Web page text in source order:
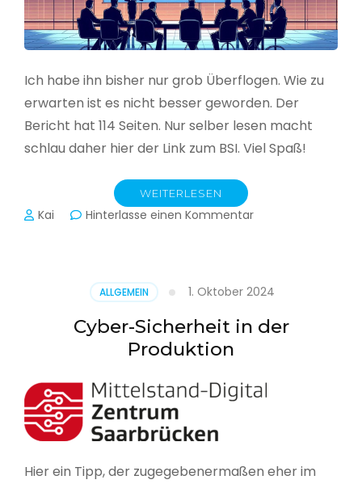
Ich habe ihn bisher nur grob Überflogen. Wie zu
erwarten ist es nicht besser geworden. Der
Bericht hat 114 Seiten. Nur selber lesen macht
schlau daher hier der Link zum BSI. Viel Spaß!
WEITERLESEN
Kai Hinterlasse einen Kommentarzu
seinen
Lagebericht
zur
in
Deutschland
ALLGEMEIN 1. Oktober 2024
Cyber-Sicherheit in der
Produktion
Hier ein Tipp, der zugegebenermaßen eher im